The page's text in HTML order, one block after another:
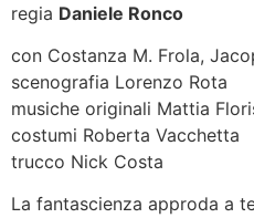
regia Daniele Ronco
con Costanza M. Frola,
scenografia Lorenzo Rota
musiche originali Mattia
costumi Roberta Vacchetta
trucco Nick Costa
La fantascienza approda a